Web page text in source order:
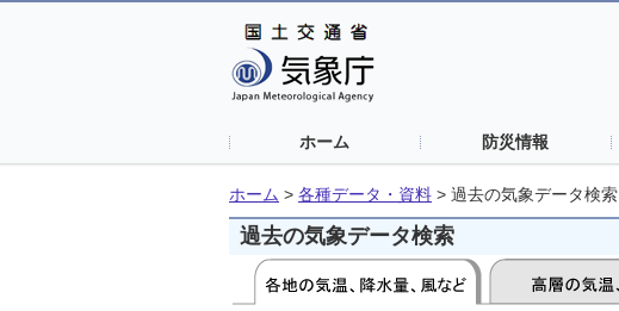
ホーム 防災情報
ホーム > 各種データ・資料 > 過去の気象データ検索
過去の気象データ検索